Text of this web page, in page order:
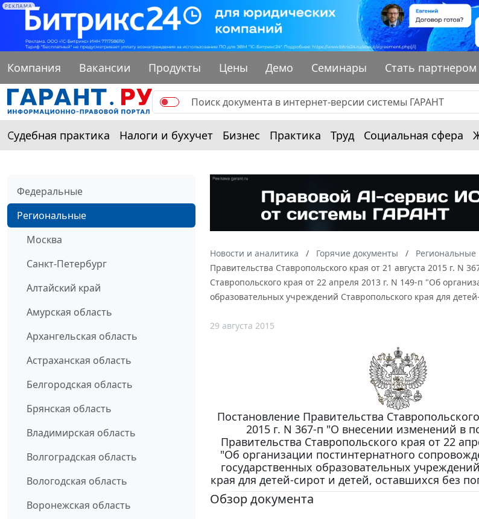
РЕКЛАМА
Компания Вакансии Продукты Цены Демо Семинары Стать партнером
Судебная практика Налоги и бухучет Бизнес Практика Труд Социальная сфера
Федеральные
Региональные
Москва
Санкт-Петербург
Алтайский край
Амурская область
Архангельская область
Астраханская область
Белгородская область
Брянская область
Владимирская область
Волгоградская область
Вологодская область
Воронежская область
Новости и аналитика Горячие документы Региональные
Правительства Ставропольского края от 21 августа 2015 г.
Ставропольского края от 22 апреля 2013 г. N 149-п "Об
образовательных учреждений Ставропольского края для
29 августа 2015
Постановление Правительства
2015 г. N 367-п "О внесении изменений в
Правительства Ставропольского края от 22
"Об организации постинтернатного
государственных образовательных
края для детей-сирот и детей, оставшихся без
Обзор документа